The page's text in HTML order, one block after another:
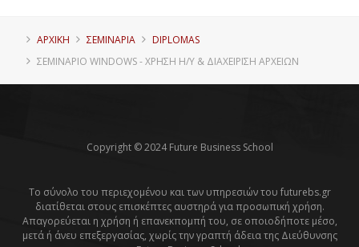
ΑΡΧΙΚΗ ΣΕΜΙΝΑΡΙΑ
DIPLOMAS
ΣΕΜΙΝΆΡΙΟ WINDOWS - ΧΡΉΣΗ Η/Υ & ΔΙΑΧΕΊΡΙΣΗ ΑΡΧΕΊΩΝ
Copyright © 2024 Future Business School
Το σύνολο του περιεχομένου και των υπηρεσιών του futurebs.gr
διατίθεται στους επισκέπτες αυστηρά για προσωπική χρήση.
Απαγορεύεται η χρήση ή επανεκπομπή του, σε οποιοδήποτε μέσο,
μετά ή άνευ επεξεργασίας, χωρίς την γραπτή άδεια της Διεύθυνσης